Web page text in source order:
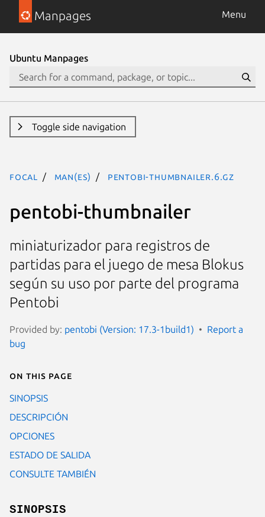
Manpages Menu
Ubuntu Manpages
Toggle side navigation
focal man(es) pentobi-thumbnailer.6.gz
pentobi-thumbnailer
miniaturizador para registros de
partidas para el juego de mesa Blokus
según su uso por parte del programa
Pentobi
Provided by: pentobi (Version: 17.3-1build1)
Report a
bug
On this page
SINOPSIS
DESCRIPCIÓN
OPCIONES
ESTADO DE SALIDA
CONSULTE TAMBIÉN
SINOPSIS